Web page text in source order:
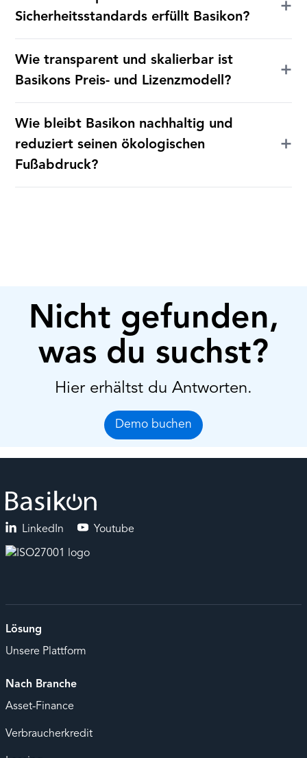
Sicherheitsstandards erfüllt Basikon?
+
Wie transparent und skalierbar ist
Basikons Preis- und Lizenzmodell?
+
Wie bleibt Basikon nachhaltig und
reduziert seinen ökologischen
Fußabdruck?
+
Nicht gefunden,
was du suchst?
Hier erhältst du Antworten.
Demo buchen
LinkedIn Youtube
Lösung
Unsere Plattform
Nach Branche
Asset-Finance
Verbraucherkredit